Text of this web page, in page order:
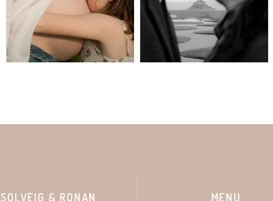
SOLVEIG & RONAN MENU